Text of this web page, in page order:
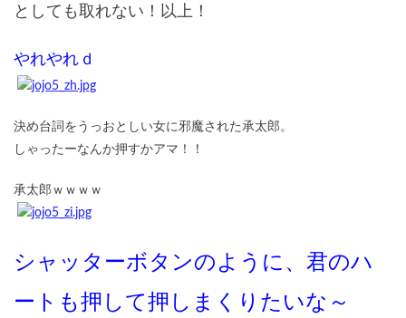
としても取れない！以上！
やれやれｄ
決め台詞をうっおとしい女に邪魔された承太郎。
しゃったーなんか押すかアマ！！
承太郎ｗｗｗｗ
シャッターボタンのように、君のハ
ートも押して押しまくりたいな～